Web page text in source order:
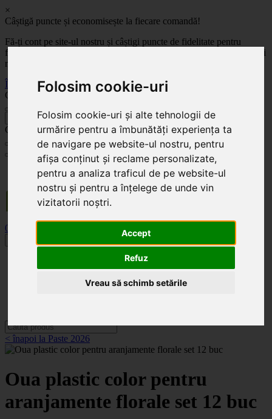
Folosim cookie-uri
Folosim cookie-uri și alte tehnologii de
urmărire pentru a îmbunătăți experiența ta
de navigare pe website-ul nostru, pentru
afișa conținut și reclame personalizate,
pentru a analiza traficul de pe website-ul
nostru și pentru a înțelege de unde vin
vizitatorii noștri.
Accept
Refuz
Vreau să schimb setările
×
Câștigă puncte și economisește la fiecare comandă!
Fă-ți cont pe site-ul nostru și câștigi puncte de fidelitate pentru
fiecare comandă! Cu cât comanzi mai mult, cu atât economisești mai
mult!
Înregistrează-te acum
Celoplast
Celoplast
Transportul este GRATUIT pentru comenzile mai mari de 350 Lei. Comanda minimă în
valoare de 100 Lei. Expediere în 1 - 2 zile lucrătoare.
0
Categorii
< înapoi la Paste 2026
Oua plastic color pentru
aranjamente florale set 12 buc